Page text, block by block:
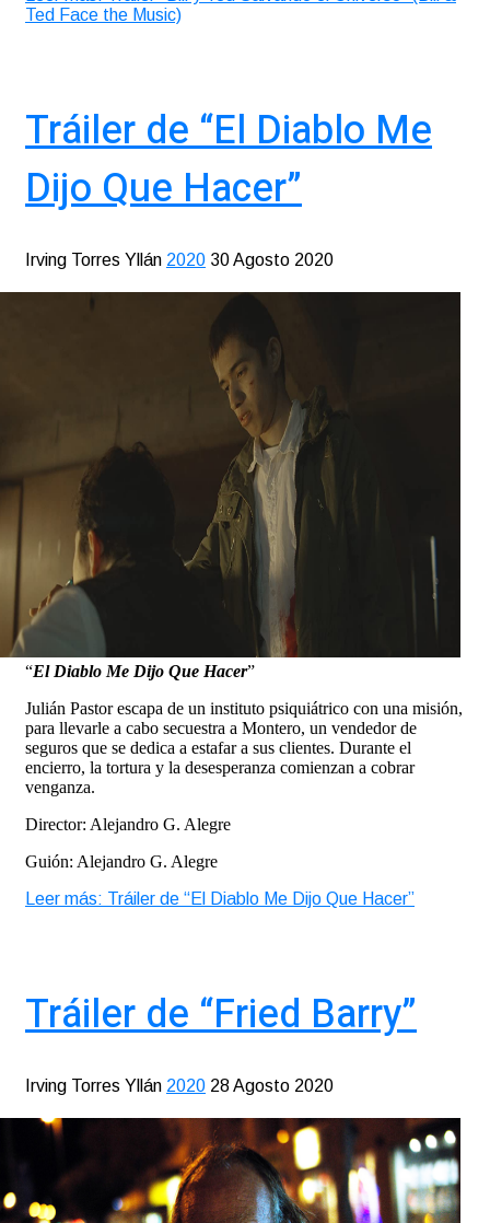
Ted Face the Music)
Tráiler de “El Diablo Me
Dijo Que Hacer”
Irving Torres Yllán 2020 30 Agosto 2020
“El Diablo Me Dijo Que Hacer”
Julián Pastor escapa de un instituto psiquiátrico con una misión,
para llevarle a cabo secuestra a Montero, un vendedor de
seguros que se dedica a estafar a sus clientes. Durante el
encierro, la tortura y la desesperanza comienzan a cobrar
venganza.
Director: Alejandro G. Alegre
Guión: Alejandro G. Alegre
Leer más: Tráiler de “El Diablo Me Dijo Que Hacer”
Tráiler de “Fried Barry”
Irving Torres Yllán 2020 28 Agosto 2020